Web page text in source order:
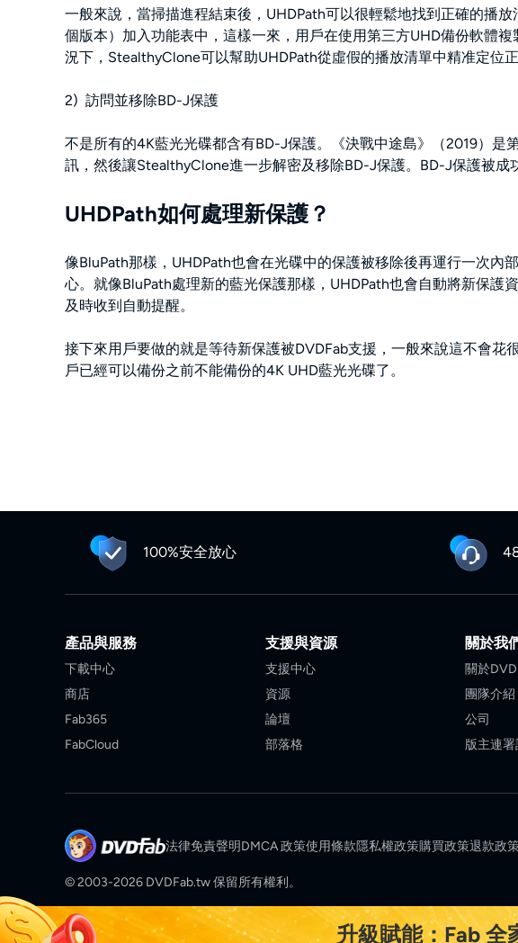
一般來說，當掃描進程結束後，UHDPath可以很輕鬆地找到正確的播
個版本）加入功能表中，這樣一來，用戶在使用第三方UHD備份軟體
況下，StealthyClone可以幫助UHDPath從虛假的播放清單中精准定位正
2) 訪問並移除BD-J保護
不是所有的4K藍光光碟都含有BD-J保護。《決戰中途島》（2019）
訊，然後讓StealthyClone進一步解密及移除BD-J保護。BD-J保護被成
UHDPath如何處理新保護？
像BluPath那樣，UHDPath也會在光碟中的保護被移除後再運行一次
心。就像BluPath處理新的藍光保護那樣，UHDPath也會自動將新保
及時收到自動提醒。
接下來用戶要做的就是等待新保護被DVDFab支援，一般來說這不會花
戶已經可以備份之前不能備份的4K UHD藍光光碟了。
100%安全放心
產品與服務
下載中心
商店
Fab365
FabCloud
支援與資源
支援中心
資源
論壇
部落格
關於我
關於
團隊介紹
公司
版主連
法律免責聲明DMCA 政策使用條款隱私權政策購買政策退款政
© 2003-2026 DVDFab.tw 保留所有權利。
升級賦能：Fab 全